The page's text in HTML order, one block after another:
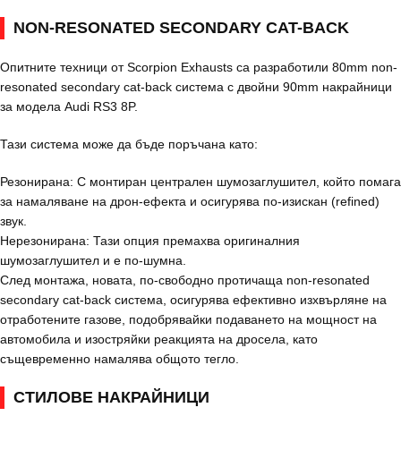
NON-RESONATED SECONDARY CAT-BACK
Опитните техници от Scorpion Exhausts са разработили 80mm non-
resonated secondary cat-back система с двойни 90mm накрайници
за модела Audi RS3 8P.
Тази система може да бъде поръчана като:
Резонирана: С монтиран централен шумозаглушител, който помага
за намаляване на дрон-ефекта и осигурява по-изискан (refined)
звук.
Нерезонирана: Тази опция премахва оригиналния
шумозаглушител и е по-шумна.
След монтажа, новата, по-свободно протичаща non-resonated
secondary cat-back система, осигурява ефективно изхвърляне на
отработените газове, подобрявайки подаването на мощност на
автомобила и изостряйки реакцията на дросела, като
същевременно намалява общото тегло.
СТИЛОВЕ НАКРАЙНИЦИ